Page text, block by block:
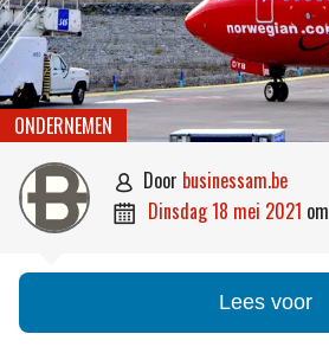
ONDERNEMEN
 door businessam.be
 dinsdag 18 mei 2021 om
Lees voor